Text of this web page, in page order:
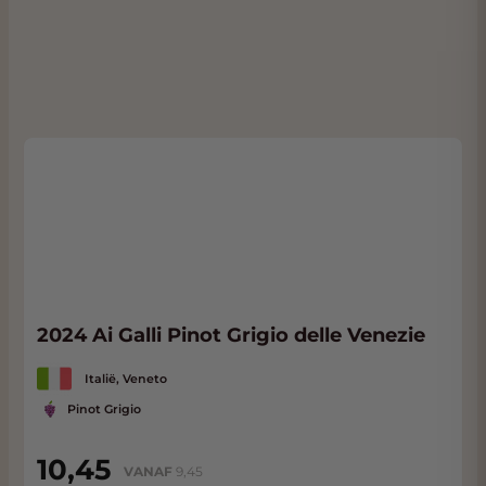
romigheid zonder de levendige stijl van de
Geur, smaak en karakter
de geur domineren
2024 Ai Galli Pinot Grigio delle Venezie
Italië, Veneto
Pinot Grigio
10,45 VANAF 9,45